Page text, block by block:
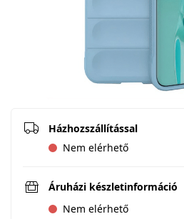
Házhozszállítással
Nem elérhető
Áruházi készletinformáció
Nem elérhető